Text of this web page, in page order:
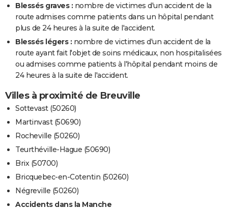
Blessés graves : nombre de victimes d'un accident de la
route admises comme patients dans un hôpital pendant
plus de 24 heures à la suite de l'accident.
Blessés légers : nombre de victimes d'un accident de la
route ayant fait l'objet de soins médicaux, non hospitalisées
ou admises comme patients à l'hôpital pendant moins de
24 heures à la suite de l'accident.
Villes à proximité de Breuville
Sottevast (50260)
Martinvast (50690)
Rocheville (50260)
Teurthéville-Hague (50690)
Brix (50700)
Bricquebec-en-Cotentin (50260)
Négreville (50260)
Accidents dans la Manche